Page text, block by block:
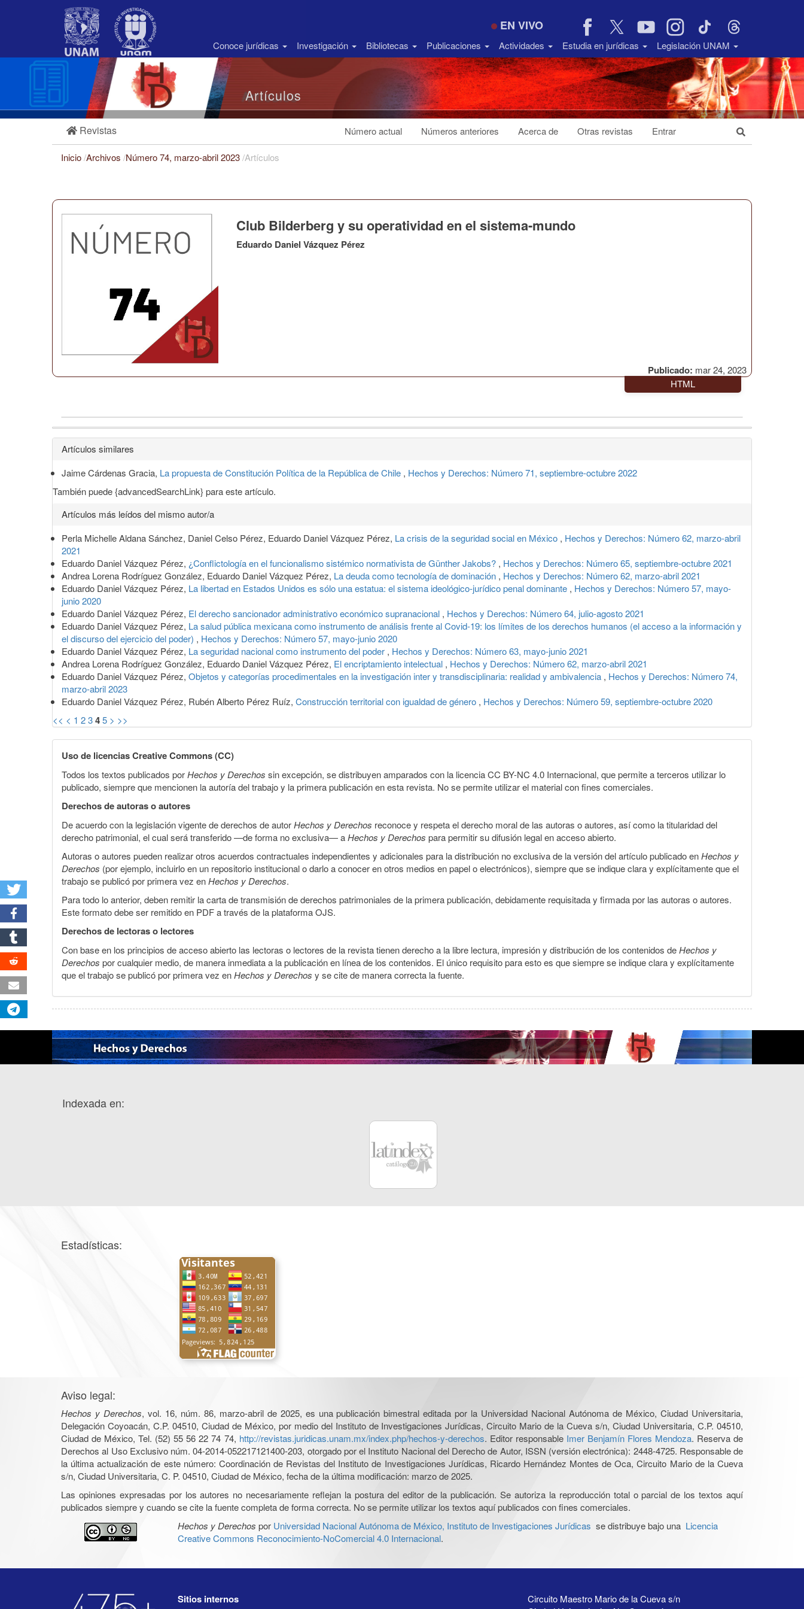
Barra
EN VIVO
Conoce jurídicas Investigación Bibliotecas Publicaciones Actividades Estudia en jurídicas Legislación UNAM
Artículos
Revistas Número actual Números anteriores Acerca de Otras revistas Entrar
Inicio/Archivos /Número 74, marzo-abril 2023/Artículos
Publicado: mar 24, 2023
Club Bilderberg y su operatividad en el sistema-mundo
Eduardo Daniel Vázquez Pérez
HTML
Detalles
del
artículo
Artículos similares
Jaime Cárdenas Gracia, La propuesta de Constitución Política de la República de Chile , Hechos y Derechos: Número 71, septiembre-octubre 2022
También puede {advancedSearchLink} para este artículo.
Artículos más leídos del mismo autor/a
Perla Michelle Aldana Sánchez, Daniel Celso Pérez, Eduardo Daniel Vázquez Pérez, La crisis de la seguridad social en México , Hechos y Derechos: Número 62, marzo-abril
2021
Eduardo Daniel Vázquez Pérez, ¿Conflictología en el funcionalismo sistémico normativista de Günther Jakobs? , Hechos y Derechos: Número 65, septiembre-octubre 2021
Andrea Lorena Rodríguez González, Eduardo Daniel Vázquez Pérez, La deuda como tecnología de dominación , Hechos y Derechos: Número 62, marzo-abril 2021
Eduardo Daniel Vázquez Pérez, La libertad en Estados Unidos es sólo una estatua: el sistema ideológico-jurídico penal dominante , Hechos y Derechos: Número 57, mayo-
junio 2020
Eduardo Daniel Vázquez Pérez, El derecho sancionador administrativo económico supranacional , Hechos y Derechos: Número 64, julio-agosto 2021
Eduardo Daniel Vázquez Pérez, La salud pública mexicana como instrumento de análisis frente al Covid-19: los límites de los derechos humanos (el acceso a la información y
el discurso del ejercicio del poder) , Hechos y Derechos: Número 57, mayo-junio 2020
Eduardo Daniel Vázquez Pérez, La seguridad nacional como instrumento del poder , Hechos y Derechos: Número 63, mayo-junio 2021
Andrea Lorena Rodríguez González, Eduardo Daniel Vázquez Pérez, El encriptamiento intelectual , Hechos y Derechos: Número 62, marzo-abril 2021
Eduardo Daniel Vázquez Pérez, Objetos y categorías procedimentales en la investigación inter y transdisciplinaria: realidad y ambivalencia , Hechos y Derechos: Número 74,
marzo-abril 2023
Eduardo Daniel Vázquez Pérez, Rubén Alberto Pérez Ruíz, Construcción territorial con igualdad de género , Hechos y Derechos: Número 59, septiembre-octubre 2020
<< < 1 2345 > >>
Uso de licencias Creative Commons (CC)
Todos los textos publicados porHechos y Derechos sin excepción, se distribuyen amparados con la licencia CC BY-NC 4.0 Internacional, que permite a terceros utilizar lo
publicado, siempre que mencionen la autoría del trabajo y la primera publicación en esta revista. No se permite utilizar el material con fines comerciales.
Derechos de autoras o autores
De acuerdo con la legislación vigente de derechos de autorHechos y Derechos reconoce y respeta el derecho moral de las autoras o autores, así como la titularidad del
derecho patrimonial, el cual será transferido —de forma no exclusiva— aHechos y Derechos para permitir su difusión legal en acceso abierto.
Autoras o autores pueden realizar otros acuerdos contractuales independientes y adicionales para la distribución no exclusiva de la versión del artículo publicado enHechos y
Derechos (por ejemplo, incluirlo en un repositorio institucional o darlo a conocer en otros medios en papel o electrónicos), siempre que se indique clara y explícitamente que el
trabajo se publicó por primera vez enHechos y Derechos.
Para todo lo anterior, deben remitir la carta de transmisión de derechos patrimoniales de la primera publicación, debidamente requisitada y firmada por las autoras o autores.
Este formato debe ser remitido en PDF a través de la plataforma OJS.
Derechos de lectoras o lectores
Con base en los principios de acceso abierto las lectoras o lectores de la revista tienen derecho a la libre lectura, impresión y distribución de los contenidos deHechos y
Derechos por cualquier medio, de manera inmediata a la publicación en línea de los contenidos. El único requisito para esto es que siempre se indique clara y explícitamente
que el trabajo se publicó por primera vez enHechos y Derechos y se cite de manera correcta la fuente.
Indexada en:
Estadísticas:
Aviso legal:
Hechos y Derechos, vol. 16, núm. 86, marzo-abril de 2025, es una publicación bimestral editada por la Universidad Nacional Autónoma de México, Ciudad Universitaria,
Delegación Coyoacán, C.P. 04510, Ciudad de México, por medio del Instituto de Investigaciones Jurídicas, Circuito Mario de la Cueva s/n, Ciudad Universitaria, C.P. 04510,
Ciudad de México, Tel. (52) 55 56 22 74 74, http://revistas.juridicas.unam.mx/index.php/hechos-y-derechos. Editor responsable Imer Benjamín Flores Mendoza. Reserva de
Derechos al Uso Exclusivo núm. 04-2014-052217121400-203, otorgado por el Instituto Nacional del Derecho de Autor, ISSN (versión electrónica): 2448-4725. Responsable de
la última actualización de este número: Coordinación de Revistas del Instituto de Investigaciones Jurídicas, Ricardo Hernández Montes de Oca, Circuito Mario de la Cueva
s/n, Ciudad Universitaria, C. P. 04510, Ciudad de México, fecha de la última modificación: marzo de 2025.
Las opiniones expresadas por los autores no necesariamente reflejan la postura del editor de la publicación. Se autoriza la reproducción total o parcial de los textos aquí
publicados siempre y cuando se cite la fuente completa de forma correcta. No se permite utilizar los textos aquí publicados con fines comerciales.
Hechos y Derechos por Universidad Nacional Autónoma de México, Instituto de Investigaciones Jurídicas se distribuye bajo una Licencia
Creative Commons Reconocimiento-NoComercial 4.0 Internacional.
Sitios internos
Circuito Maestro Mario de la Cueva s/n